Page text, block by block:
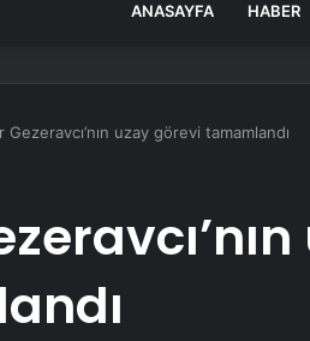
ANASAYFA HABER
Gezeravcı’nın uzay görevi tamamlandı